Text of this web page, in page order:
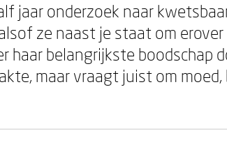
jaar onderzoek naar
ze naast je staat om
haar belangrijkste boodschap
maar vraagt juist om